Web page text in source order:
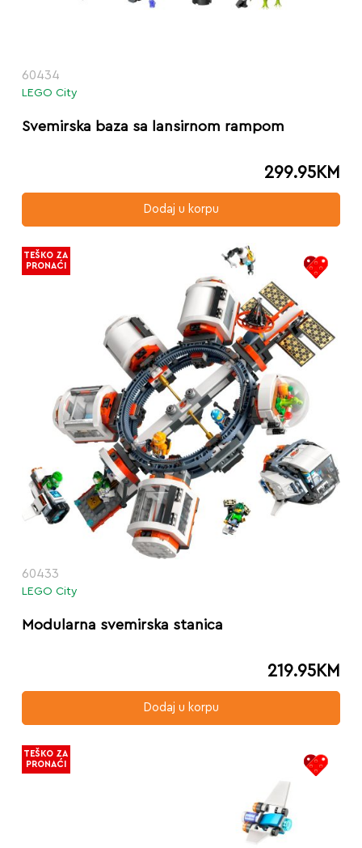
60434
LEGO City
Svemirska baza sa lansirnom rampom
299.95KM
Dodaj u korpu
60433
LEGO City
Modularna svemirska stanica
219.95KM
Dodaj u korpu
TEŠKO ZA
PRONAĆI
TEŠKO ZA
PRONAĆI